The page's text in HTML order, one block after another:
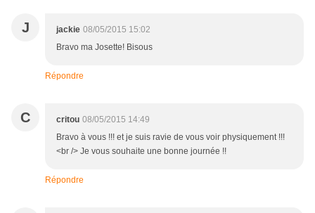
J jackie 08/05/2015 15:02
Bravo ma Josette! Bisous
Répondre
C critou 08/05/2015 14:49
Bravo à vous !!! et je suis ravie de vous voir physiquement !!!
<br /> Je vous souhaite une bonne journée !!
Répondre